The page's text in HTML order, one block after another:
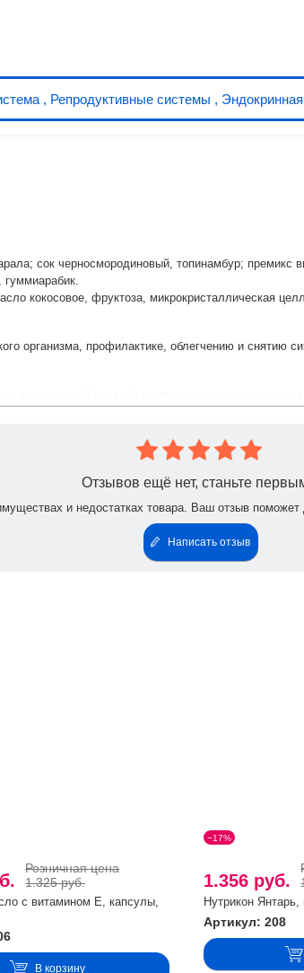
, Репродуктивные системы , Эндокринная
сок черносмородиновый, топинамбур;
кокосовое, фруктоза, микрокристаллическая
организма, профилактике, облегчению и снятию
вегетативной нервной системы, сопровождающую
состояние женщины: исчезает
гормональных расстройствах у женщин, т. к.
формононетин (Formononetin), дейдзеин (Daidzein),
организм от воздействия свободных радикалов,
гипертонии, астмы, невралгии, бессонницы,
болезненных менструациях и
гемоглобина и эритроцитов, улучшает
противовоспалительным,
% от суточной нормы потребления витаминов
Отзывов ещё нет, станьте
и недостатках товара. Ваш отзыв поможет
Написать отзыв
Розничная цена
1.325 руб.
с витамином Е, капсулы,
В корзину
−17%
1.356 руб.
Нутрикон Янтарь,
Артикул: 208